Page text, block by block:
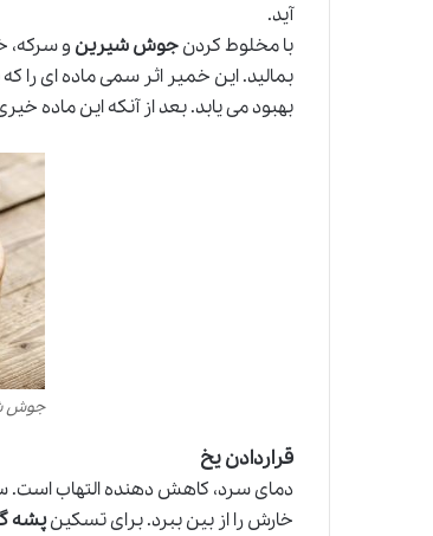
آید.
با مخلوط کردنجوش شیرین و سرکه،
بمالید. این خمیر اثر سمی ماده ای را
بهبود می یابد. بعد از آنکه این
جوش
قراردادن یخ
دمای سرد، کاهش دهنده التهاب است.
خارش را از بین ببرد. برای تسکینپشه